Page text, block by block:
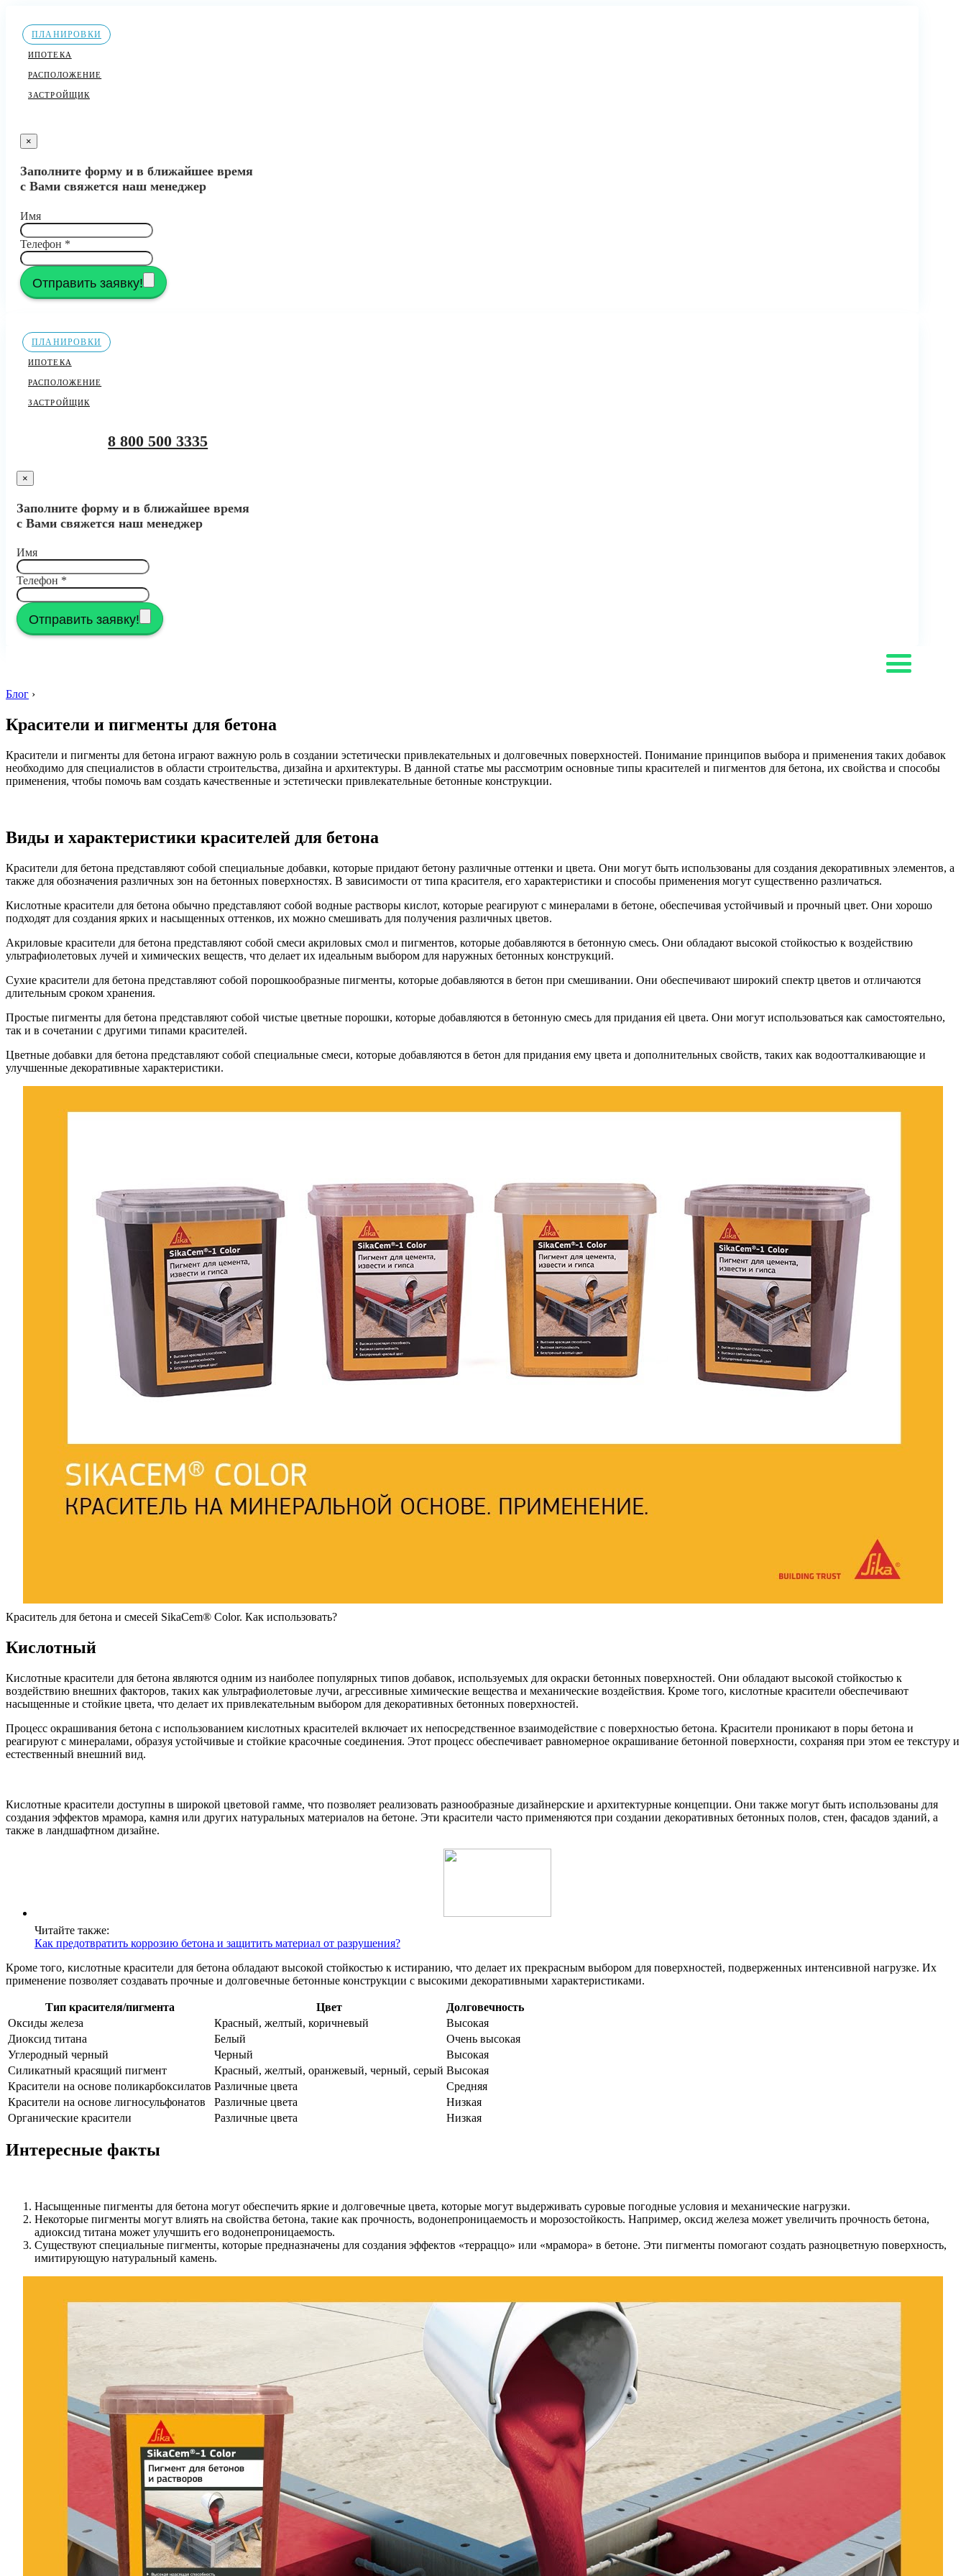
ПЛАНИРОВКИ
ИПОТЕКА
РАСПОЛОЖЕНИЕ
ЗАСТРОЙЩИК
×
Заполните форму и в ближайшее время
с Вами свяжется наш менеджер
Имя
Телефон *
Отправить заявку!
ПЛАНИРОВКИ
ИПОТЕКА
РАСПОЛОЖЕНИЕ
ЗАСТРОЙЩИК
8 800 500 3335
×
Заполните форму и в ближайшее время
с Вами свяжется наш менеджер
Имя
Телефон *
Отправить заявку!
Блог ›
Красители и пигменты для бетона
Красители и пигменты для бетона играют важную роль в создании эстетически привлекательных и долговечных поверхностей. Понимание принципов выбора и применения таких добавок
необходимо для специалистов в области строительства, дизайна и архитектуры. В данной статье мы рассмотрим основные типы красителей и пигментов для бетона, их свойства и способы
применения, чтобы помочь вам создать качественные и эстетически привлекательные бетонные конструкции.
Виды и характеристики красителей для бетона
Красители для бетона представляют собой специальные добавки, которые придают бетону различные оттенки и цвета. Они могут быть использованы для создания декоративных элементов, а
также для обозначения различных зон на бетонных поверхностях. В зависимости от типа красителя, его характеристики и способы применения могут существенно различаться.
Кислотные красители для бетона обычно представляют собой водные растворы кислот, которые реагируют с минералами в бетоне, обеспечивая устойчивый и прочный цвет. Они хорошо
подходят для создания ярких и насыщенных оттенков, их можно смешивать для получения различных цветов.
Акриловые красители для бетона представляют собой смеси акриловых смол и пигментов, которые добавляются в бетонную смесь. Они обладают высокой стойкостью к воздействию
ультрафиолетовых лучей и химических веществ, что делает их идеальным выбором для наружных бетонных конструкций.
Сухие красители для бетона представляют собой порошкообразные пигменты, которые добавляются в бетон при смешивании. Они обеспечивают широкий спектр цветов и отличаются
длительным сроком хранения.
Простые пигменты для бетона представляют собой чистые цветные порошки, которые добавляются в бетонную смесь для придания ей цвета. Они могут использоваться как самостоятельно,
так и в сочетании с другими типами красителей.
Цветные добавки для бетона представляют собой специальные смеси, которые добавляются в бетон для придания ему цвета и дополнительных свойств, таких как водоотталкивающие и
улучшенные декоративные характеристики.
Краситель для бетона и смесей SikaCem® Color. Как использовать?
Кислотный
Кислотные красители для бетона являются одним из наиболее популярных типов добавок, используемых для окраски бетонных поверхностей. Они обладают высокой стойкостью к
воздействию внешних факторов, таких как ультрафиолетовые лучи, агрессивные химические вещества и механические воздействия. Кроме того, кислотные красители обеспечивают
насыщенные и стойкие цвета, что делает их привлекательным выбором для декоративных бетонных поверхностей.
Процесс окрашивания бетона с использованием кислотных красителей включает их непосредственное взаимодействие с поверхностью бетона. Красители проникают в поры бетона и
реагируют с минералами, образуя устойчивые и стойкие красочные соединения. Этот процесс обеспечивает равномерное окрашивание бетонной поверхности, сохраняя при этом ее текстуру и
естественный внешний вид.
Кислотные красители доступны в широкой цветовой гамме, что позволяет реализовать разнообразные дизайнерские и архитектурные концепции. Они также могут быть использованы для
создания эффектов мрамора, камня или других натуральных материалов на бетоне. Эти красители часто применяются при создании декоративных бетонных полов, стен, фасадов зданий, а
также в ландшафтном дизайне.
Читайте также:
Как предотвратить коррозию бетона и защитить материал от разрушения?
Кроме того, кислотные красители для бетона обладают высокой стойкостью к истиранию, что делает их прекрасным выбором для поверхностей, подверженных интенсивной нагрузке. Их
применение позволяет создавать прочные и долговечные бетонные конструкции с высокими декоративными характеристиками.
Тип красителя/пигмента Цвет
Долговечность
Оксиды железа
Красный, желтый, коричневый
Высокая
Диоксид титана
Белый
Очень высокая
Углеродный черный
Черный
Высокая
Силикатный красящий пигмент
Красный, желтый, оранжевый, черный, серый Высокая
Красители на основе поликарбоксилатов Различные цвета
Средняя
Красители на основе лигносульфонатов
Различные цвета
Низкая
Органические красители
Различные цвета Низкая
Интересные факты
Насыщенные пигменты для бетона могут обеспечить яркие и долговечные цвета, которые могут выдерживать суровые погодные условия и механические нагрузки.
Некоторые пигменты могут влиять на свойства бетона, такие как прочность, водонепроницаемость и морозостойкость. Например, оксид железа может увеличить прочность бетона,
адиоксид титана может улучшить его водонепроницаемость.
Существуют специальные пигменты, которые предназначены для создания эффектов «терраццо» или «мрамора» в бетоне. Эти пигменты помогают создать разноцветную поверхность,
имитирующую натуральный камень.